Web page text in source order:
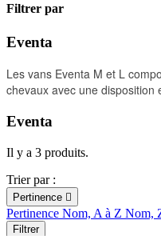
Filtrer par
Eventa
Les vans Eventa M et L
chevaux avec une disposition
Eventa
Il y a 3 produits.
Trier par :
Pertinence 
Pertinence Nom, A à Z Nom,
Filtrer